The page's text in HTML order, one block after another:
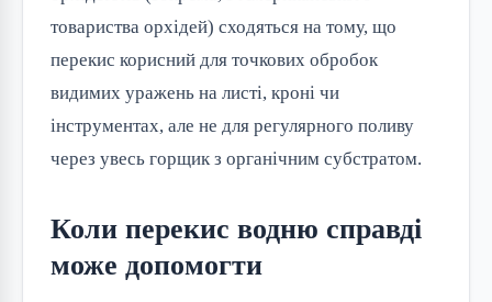
товариства орхідей) сходяться на тому, що
перекис корисний для точкових обробок
видимих уражень на листі, кроні чи
інструментах, але не для регулярного поливу
через увесь горщик з органічним субстратом.
Коли перекис водню справді
може допомогти